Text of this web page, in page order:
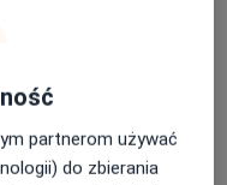
partnerom używać
do zbierania